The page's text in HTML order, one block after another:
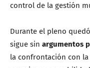
control de la gestión
Durante el pleno
sigue sin argumentos
la confrontación con